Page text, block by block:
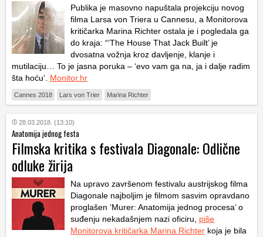
Publika je masovno napuštala projekciju novog
filma Larsa von Triera u Cannesu, a Monitorova
kritičarka Marina Richter ostala je i pogledala ga
do kraja: “‘The House That Jack Built’ je
dvosatna vožnja kroz davljenje, klanje i
mutilaciju… To je jasna poruka – ‘evo vam ga na, ja i dalje radim
šta hoću’. Monitor.hr
Cannes 2018 Lars von Trier Marina Richter
28.03.2018. (13:10)
Anatomija jednog festa
Filmska kritika s festivala Diagonale: Odlične
odluke žirija
Na upravo završenom festivalu austrijskog filma
Diagonale najboljim je filmom sasvim opravdano
proglašen ‘Murer: Anatomija jednog procesa’ o
suđenju nekadašnjem nazi oficiru, piše
Monitorova kritičarka Marina Richter koja je bila